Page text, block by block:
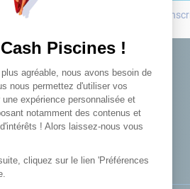
Vous n’avez pas encore de compte ?
Piscines !
du Consentement
agréable, nous avons besoin de
nous permettez d'utiliser vos
expérience personnalisée et
notamment des contenus et
! Alors laissez-nous vous
cliquez sur le lien 'Préférences